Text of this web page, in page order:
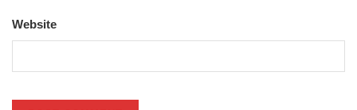
Website